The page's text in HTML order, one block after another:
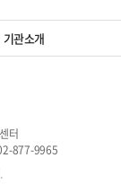
기관소개
터
877-9965